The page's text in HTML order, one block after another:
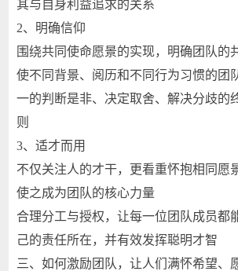
其与自身利益追求的关系
2、明确信仰
围绕共同使命愿景的实现，明确团队的
使不同背景、阅历和不同行为习惯的团
一的判断是非、决定取舍、解决分歧的
则
3、适才而用
不仅关注人的才干，更看重怀抱相同愿
使之成为团队的核心力量
合理分工与授权，让每一位团队成员都
己的责任所在，并有效发挥聪明才智
三、如何激励团队，让人们满怀希望、